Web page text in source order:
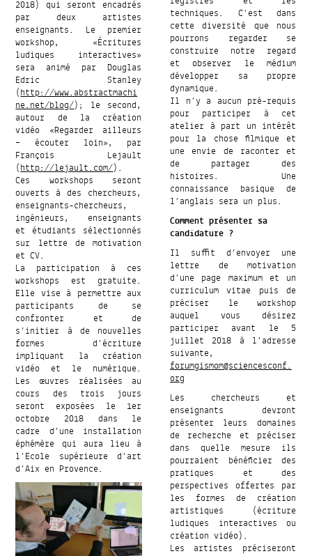
2018) qui seront encadrés
par deux artistes
enseignants. Le premier
workshop, «Écritures
ludiques interactives»
sera animé par Douglas
Edric Stanley
(http://www.abstractmachi
ne.net/blog/); le second,
autour de la création
vidéo «Regarder ailleurs
– écouter loin», par
François Lejault
(http://lejault.com/).
Ces workshops seront
ouverts à des chercheurs,
enseignants-chercheurs,
ingénieurs, enseignants
et étudiants sélectionnés
sur lettre de motivation
et CV.
La participation à ces
workshops est gratuite.
Elle vise à permettre aux
participants de se
confronter et de
s’initier à de nouvelles
formes d’écriture
impliquant la création
vidéo et le numérique.
Les œuvres réalisées au
cours des trois jours
seront exposées le 1er
octobre 2018 dans le
cadre d’une installation
éphémère qui aura lieu à
l’Ecole supérieure d’art
d’Aix en Provence.
techniques. C’est dans
cette diversité que nous
pourrons regarder se
construire notre regard
et observer le médium
développer sa propre
dynamique.
Il n’y a aucun pré-requis
pour participer à cet
atelier à part un intérêt
pour la chose filmique et
une envie de raconter et
de partager des
histoires. Une
connaissance basique de
l’anglais sera un plus.
Comment présenter sa
candidature ?
Il suffit d’envoyer une
lettre de motivation
d’une page maximum et un
curriculum vitae puis de
préciser le workshop
auquel vous désirez
participer avant le 5
juillet 2018 à l’adresse
suivante,
forumgismom@sciencesconf.
org
Les chercheurs et
enseignants devront
présenter leurs domaines
de recherche et préciser
dans quelle mesure ils
pourraient bénéficier des
pratiques et des
perspectives offertes par
les formes de création
artistiques (écriture
ludiques interactives ou
création vidéo).
Les artistes préciseront